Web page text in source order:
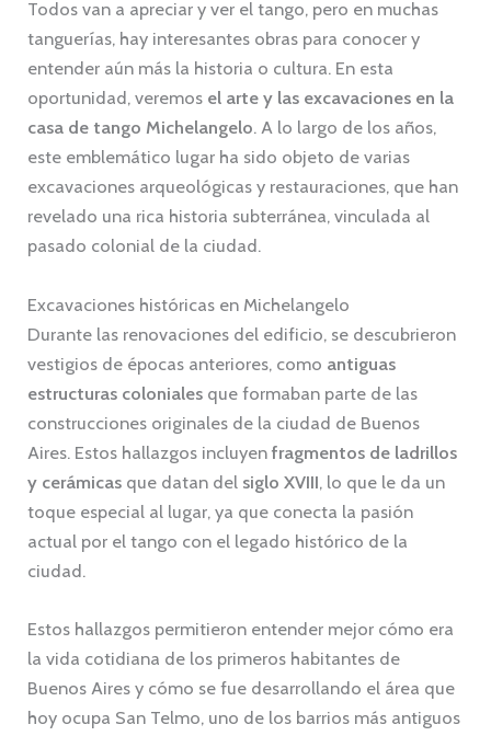
Todos van a apreciar y ver el tango, pero en muchas
tanguerías, hay interesantes obras para conocer y
entender aún más la historia o cultura. En esta
oportunidad, veremos el arte y las excavaciones en la
casa de tango Michelangelo. A lo largo de los años,
este emblemático lugar ha sido objeto de varias
excavaciones arqueológicas y restauraciones, que han
revelado una rica historia subterránea, vinculada al
pasado colonial de la ciudad.
Excavaciones históricas en Michelangelo
Durante las renovaciones del edificio, se descubrieron
vestigios de épocas anteriores, como antiguas
estructuras coloniales que formaban parte de las
construcciones originales de la ciudad de Buenos
Aires. Estos hallazgos incluyenfragmentos de ladrillos
y cerámicas que datan del siglo XVIII, lo que le da un
toque especial al lugar, ya que conecta la pasión
actual por el tango con el legado histórico de la
ciudad.
Estos hallazgos permitieron entender mejor cómo era
la vida cotidiana de los primeros habitantes de
Buenos Aires y cómo se fue desarrollando el área que
hoy ocupa San Telmo, uno de los barrios más antiguos